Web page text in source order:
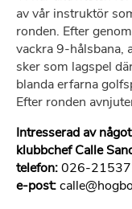
av vår instruktör
ronden. Efter
vackra 9-hålsbana,
sker som lagspel
blanda erfarna
Efter ronden
Intresserad av
klubbchef Calle
telefon:026-
e-post: